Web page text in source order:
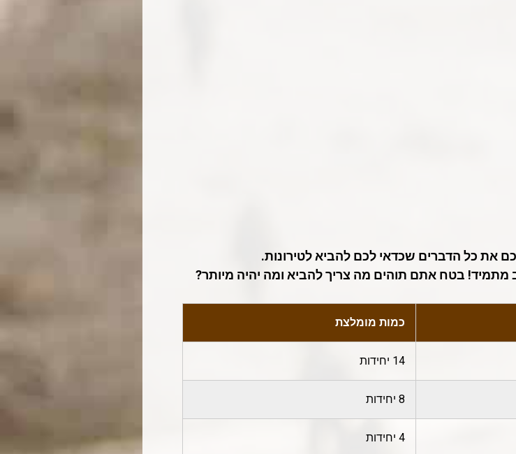
את כל הדברים שכדאי לכם להביא לטירונות.
בטח אתם תוהים מה צריך להביא ומה יהיה מיותר?
כמות מומלצת
14 יחידות
8 יחידות
4 יחידות